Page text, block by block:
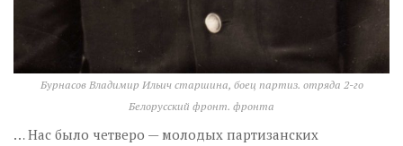
Бурнасов Владимир Ильич старшина, боец партиз. отряда 2-го
Белорусский фронт. фронта
… Нас было четверо — молодых партизанских